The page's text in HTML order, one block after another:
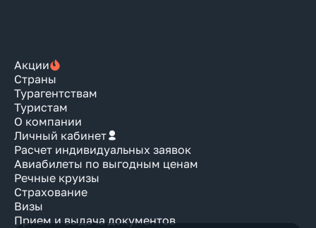
Акции
Страны
Турагентствам
Туристам
О компании
Личный кабинет
Расчет индивидуальных заявок
Авиабилеты по выгодным ценам
Речные круизы
Страхование
Визы
Прием и выдача документов